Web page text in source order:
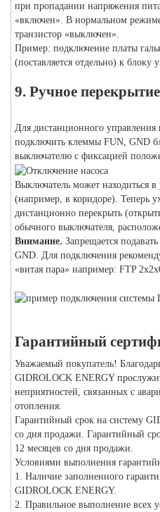
при пропадании напряжения
«включен». В нормальном
транзистор «выключен».
Пример: подключение платы
(поставляется отдельно) к блоку
9. Ручное
Для дистанционного
подключить клеммы FUN, GND
выключателю с фиксацией
Выключатель может находиться
(например, в коридоре). Теперь
дистанционно перекрыть
обычного выключателя,
Внимание. Запрещается
GND. Для подключения
«витая пара» например: FTP
Гарантийный
Уважаемый покупатель!
GIDROLOCK ENERGY
неприятностей, связанных с
отопления.
Гарантийный срок на систему
со дня продажи. Гарантийный
12 месяцев со дня продажи.
Условиями выполнения
1. Наличие заполненного
GIDROLOCK ENERGY.
2. Правильное выполнение всех